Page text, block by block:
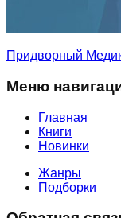
Придворный
Меню
Главная
Книги
Новинки
Жанры
Подборки